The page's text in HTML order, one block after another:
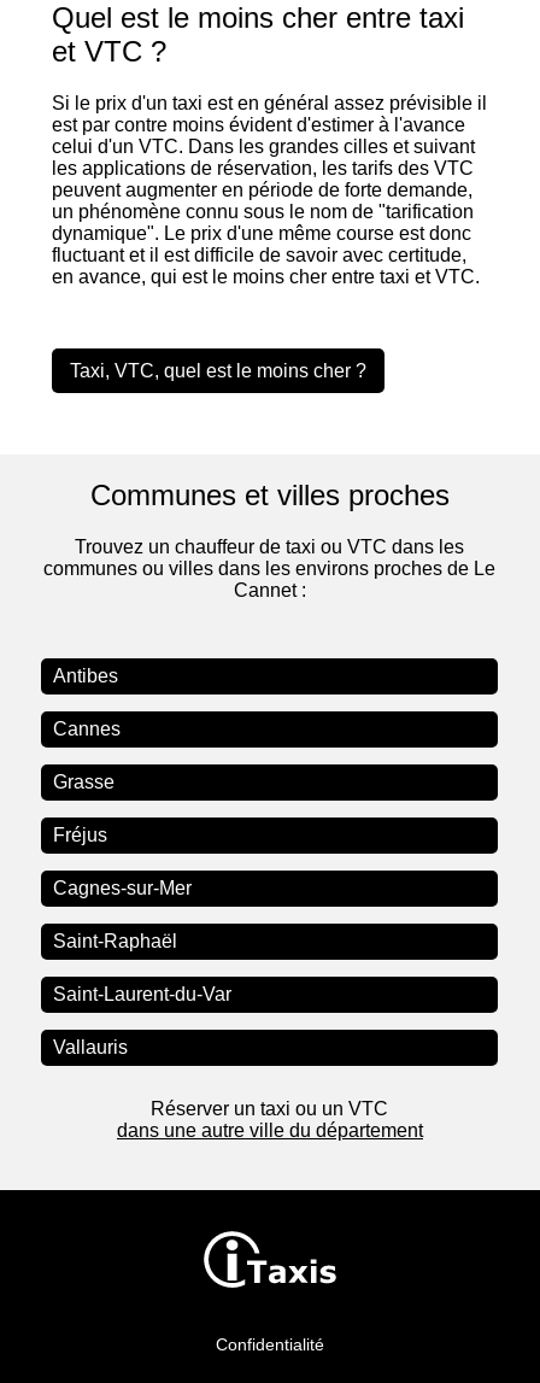
Quel est le moins cher entre taxi
et VTC ?
Si le prix d'un taxi est en général assez prévisible il
est par contre moins évident d'estimer à l'avance
celui d'un VTC. Dans les grandes cilles et suivant
les applications de réservation, les tarifs des VTC
peuvent augmenter en période de forte demande,
un phénomène connu sous le nom de "tarification
dynamique". Le prix d'une même course est donc
fluctuant et il est difficile de savoir avec certitude,
en avance, qui est le moins cher entre taxi et VTC.
Taxi, VTC, quel est le moins cher ?
Communes et villes proches
Trouvez un chauffeur de taxi ou VTC dans les
communes ou villes dans les environs proches de Le
Cannet :
Antibes
Cannes
Grasse
Fréjus
Cagnes-sur-Mer
Saint-Raphaël
Saint-Laurent-du-Var
Vallauris
Réserver un taxi ou un VTC
dans une autre ville du département
Confidentialité